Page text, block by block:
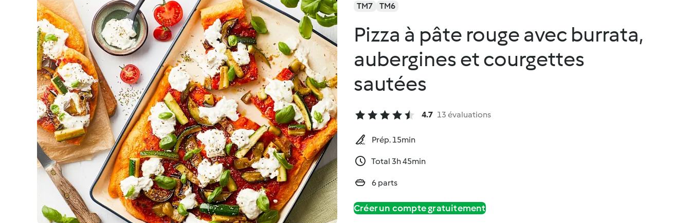
TM7 TM6
Pizza à pâte rouge avec burrata,
aubergines et courgettes
sautées
4.7 13 évaluations
Prép. 15min
Total 3h 45min
6 parts
Créer un compte gratuitement